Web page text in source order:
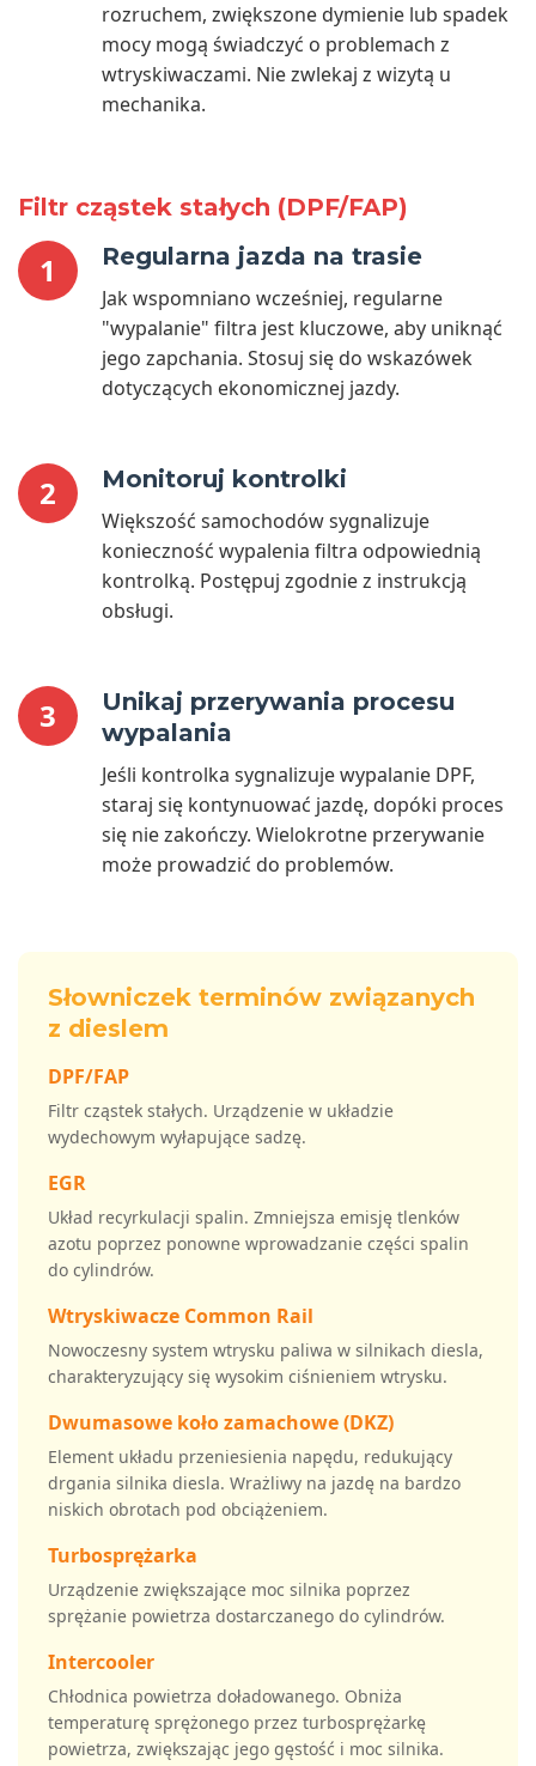
rozruchem, zwiększone dymienie lub spadek
mocy mogą świadczyć o problemach z
wtryskiwaczami. Nie zwlekaj z wizytą u
mechanika.
Filtr cząstek stałych (DPF/FAP)
1 Regularna jazda na trasie
Jak wspomniano wcześniej, regularne
"wypalanie" filtra jest kluczowe, aby uniknąć
jego zapchania. Stosuj się do wskazówek
dotyczących ekonomicznej jazdy.
2 Monitoruj kontrolki
Większość samochodów sygnalizuje
konieczność wypalenia filtra odpowiednią
kontrolką. Postępuj zgodnie z instrukcją
obsługi.
3
Unikaj przerywania procesu
wypalania
Jeśli kontrolka sygnalizuje wypalanie DPF,
staraj się kontynuować jazdę, dopóki proces
się nie zakończy. Wielokrotne przerywanie
może prowadzić do problemów.
Słowniczek terminów związanych
z dieslem
DPF/FAP
Filtr cząstek stałych. Urządzenie w układzie
wydechowym wyłapujące sadzę.
EGR
Układ recyrkulacji spalin. Zmniejsza emisję tlenków
azotu poprzez ponowne wprowadzanie części spalin
do cylindrów.
Wtryskiwacze Common Rail
Nowoczesny system wtrysku paliwa w silnikach diesla,
charakteryzujący się wysokim ciśnieniem wtrysku.
Dwumasowe koło zamachowe (DKZ)
Element układu przeniesienia napędu, redukujący
drgania silnika diesla. Wrażliwy na jazdę na bardzo
niskich obrotach pod obciążeniem.
Turbosprężarka
Urządzenie zwiększające moc silnika poprzez
sprężanie powietrza dostarczanego do cylindrów.
Intercooler
Chłodnica powietrza doładowanego. Obniża
temperaturę sprężonego przez turbosprężarkę
powietrza, zwiększając jego gęstość i moc silnika.